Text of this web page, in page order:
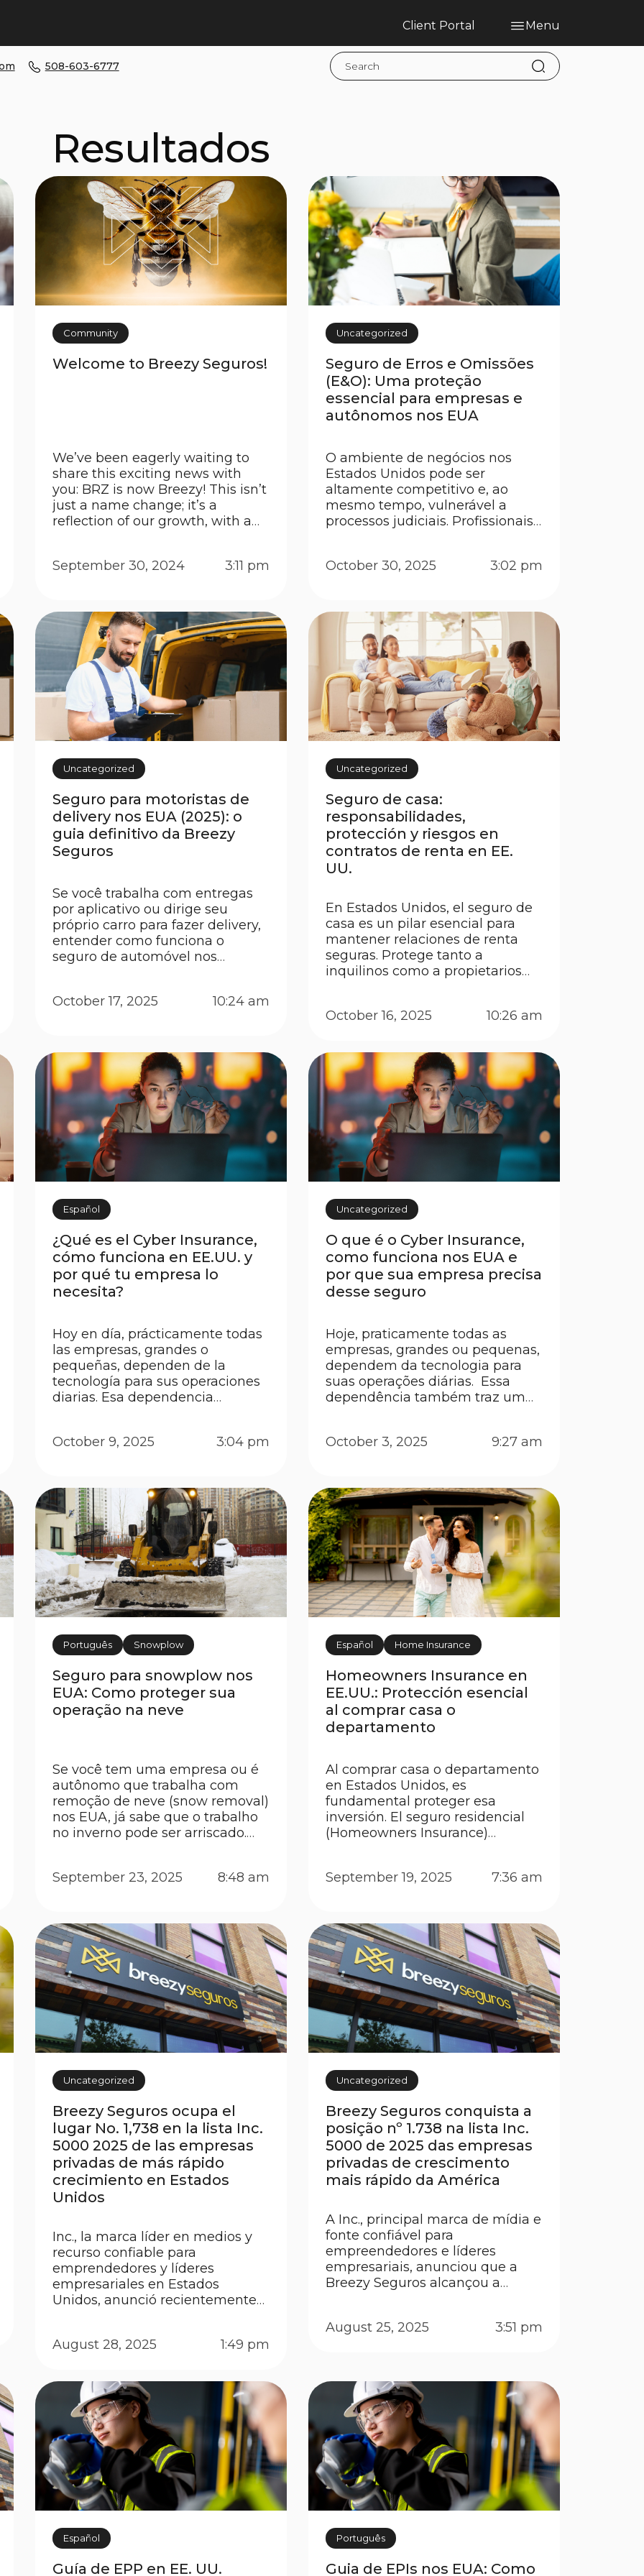
Client Portal Menu
Complaint Hub
PT EN ES
508-603-6777
Resultados
Community
Welcome to Breezy Seguros!
We’ve been eagerly waiting to
share this exciting news with
you: BRZ is now Breezy! This isn’t
just a name change; it’s a
reflection of our growth, with a
thought and research, we chose
keeping […]
September 30, 2024 3:11 pm
Uncategorized
Seguro de Erros e Omissões
(E&O): Uma proteção
essencial para empresas e
autônomos nos EUA
O ambiente de negócios nos
Estados Unidos pode ser
altamente competitivo e, ao
mesmo tempo, vulnerável a
processos judiciais. Profissionais
estão constantemente expostos
durante a execução de suas
atividades. Mesmo com
competência e boa fé, erros
podem ocorrer e gerar […]
October 30, 2025 3:02 pm
Uncategorized
Seguro para motoristas de
delivery nos EUA (2025): o
guia definitivo da Breezy
Seguros
Se você trabalha com entregas
por aplicativo ou dirige seu
próprio carro para fazer delivery,
entender como funciona o
seguro de automóvel nos
prejuízos. O que muitos
normalmente não cobre o uso
comercial, como quando […]
October 17, 2025 10:24 am
Uncategorized
Seguro de casa:
responsabilidades,
protección y riesgos en
contratos de renta en EE.
UU.
En Estados Unidos, el seguro de
casa es un pilar esencial para
mantener relaciones de renta
seguras. Protege tanto a
inquilinos como a propietarios
evita el desequilibrio financiero
común confundir los roles:
muchos creen que el seguro del
propietario cubre las […]
October 16, 2025 10:26 am
Español
¿Qué es el Cyber Insurance,
cómo funciona en EE.UU. y
por qué tu empresa lo
necesita?
Hoy en día, prácticamente todas
las empresas, grandes o
pequeñas, dependen de la
tecnología para sus operaciones
diarias. Esa dependencia
como robo de datos, fraudes por
incidentes no afectan solo a las
grandes corporaciones; las
pequeñas y medianas […]
October 9, 2025 3:04 pm
Uncategorized
O que é o Cyber Insurance,
como funciona nos EUA e
por que sua empresa precisa
desse seguro
Hoje, praticamente todas as
empresas, grandes ou pequenas,
dependem da tecnologia para
suas operações diárias. Essa
dependência também traz um
golpes por e-mail e sequestro de
grandes corporações; pequenas e
médias empresas também são
alvos frequentes e podem […]
October 3, 2025 9:27 am
Português Snowplow
Seguro para snowplow nos
EUA: Como proteger sua
operação na neve
Se você tem uma empresa ou é
autônomo que trabalha com
remoção de neve (snow removal)
nos EUA, já sabe que o trabalho
no inverno pode ser arriscado.
contratos e, claro, os perigos de
contexto, ter um seguro
adequado para snowplow não […]
September 23, 2025 8:48 am
Español Home Insurance
Homeowners Insurance en
EE.UU.: Protección esencial
al comprar casa o
departamento
Al comprar casa o departamento
en Estados Unidos, es
fundamental proteger esa
inversión. El seguro residencial
(Homeowners Insurance)
accidentes o responsabilidades
instituciones financieras durante
el financiamiento. Más que una
formalidad, se trata de una
protección indispensable para
familias que buscan […]
September 19, 2025 7:36 am
Uncategorized
Breezy Seguros ocupa el
lugar No. 1,738 en la lista Inc.
5000 2025 de las empresas
privadas de más rápido
crecimiento en Estados
Unidos
Inc., la marca líder en medios y
recurso confiable para
emprendedores y líderes
empresariales en Estados
Unidos, anunció recientemente
5000 2025, el ranking más
privadas de más rápido
crecimiento en el país. La lista
ofrece un panorama […]
August 28, 2025 1:49 pm
Uncategorized
Breezy Seguros conquista a
posição nº 1.738 na lista Inc.
5000 de 2025 das empresas
privadas de crescimento
mais rápido da América
A Inc., principal marca de mídia e
fonte confiável para
empreendedores e líderes
empresariais, anunciou que a
Breezy Seguros alcançou a
prestigiado das empresas
empresas mais dinâmicas da
economia americana: negócios
independentes […]
August 25, 2025 3:51 pm
Español
Guía de EPP en EE. UU.
Português
Guia de EPIs nos EUA: Como